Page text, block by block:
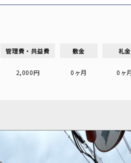
管理費・共益費
2,000円
敷金
0ヶ月
礼金
0ヶ